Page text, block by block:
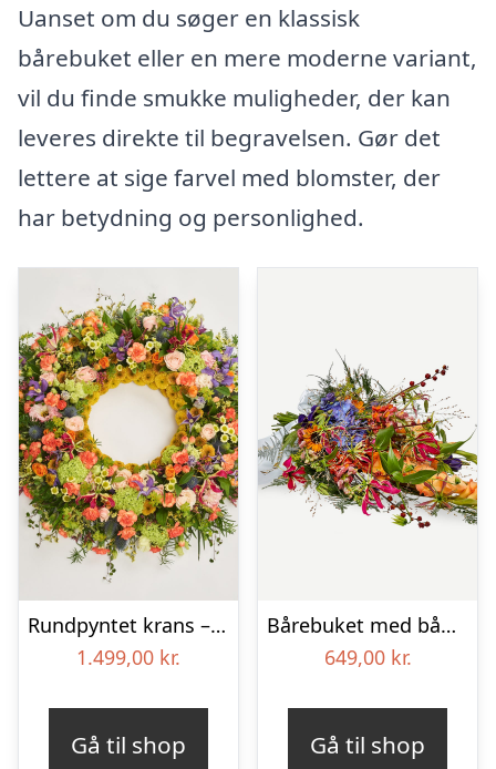
Uanset om du søger en klassisk
bårebuket eller en mere moderne variant,
vil du finde smukke muligheder, der kan
leveres direkte til begravelsen. Gør det
lettere at sige farvel med blomster, der
har betydning og personlighed.
Rundpyntet krans – Et farverigt farvel
1.499,00 kr.
Gå til shop
Bårebuket med bånd – Et farverigt farvel
649,00 kr.
Gå til shop